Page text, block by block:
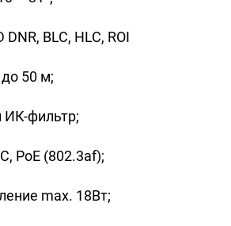
DNR, BLC, HLC, ROI
до 50 м;
ИК-фильтр;
PoE (802.3af);
max. 18Вт;